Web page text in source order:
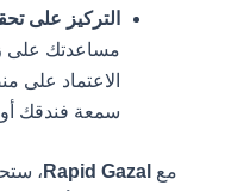
التركيز على
مساعدتك على
الاعتماد على
سمعة فندقك أو
معRapid Gazal،